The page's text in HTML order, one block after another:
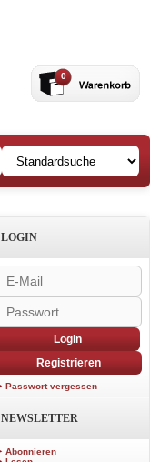
0
LOGIN
Login
Registrieren
Passwort vergessen
NEWSLETTER
Abonnieren